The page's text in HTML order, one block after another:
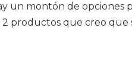
un montón de opciones
productos que creo que